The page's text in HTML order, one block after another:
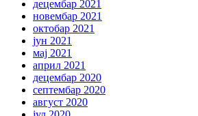
децембар 2021
новембар 2021
октобар 2021
јун 2021
мај 2021
април 2021
децембар 2020
септембар 2020
август 2020